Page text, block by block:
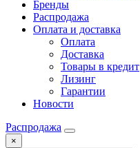
Бренды
Распродажа
Оплата и доставка
Оплата
Доставка
Товары в кредит
Лизинг
Гарантии
Новости
Распродажа
×